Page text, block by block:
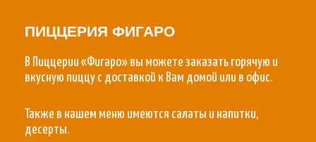
ПИЦЦЕРИЯ ФИГАРО
В Пиццерии «Фигаро» вы можете заказать горячую и
вкусную пиццу с доставкой к Вам домой или в офис.
Также в нашем меню имеются салаты и напитки,
десерты.